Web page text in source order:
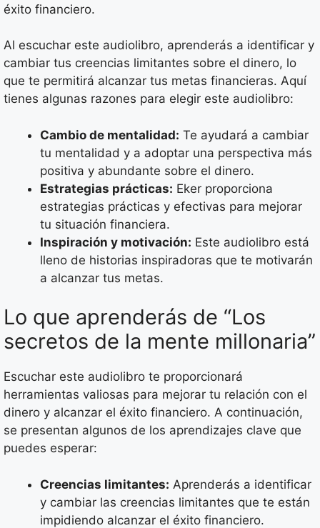
éxito financiero.
Al escuchar este audiolibro, aprenderás a identificar y
cambiar tus creencias limitantes sobre el dinero, lo
que te permitirá alcanzar tus metas financieras. Aquí
tienes algunas razones para elegir este audiolibro:
Cambio de mentalidad: Te ayudará a cambiar
tu mentalidad y a adoptar una perspectiva más
positiva y abundante sobre el dinero.
Estrategias prácticas: Eker proporciona
estrategias prácticas y efectivas para mejorar
tu situación financiera.
Inspiración y motivación: Este audiolibro está
lleno de historias inspiradoras que te motivarán
a alcanzar tus metas.
Lo que aprenderás de “Los
secretos de la mente millonaria”
Escuchar este audiolibro te proporcionará
herramientas valiosas para mejorar tu relación con el
dinero y alcanzar el éxito financiero. A continuación,
se presentan algunos de los aprendizajes clave que
puedes esperar:
Creencias limitantes: Aprenderás a identificar
y cambiar las creencias limitantes que te están
impidiendo alcanzar el éxito financiero.